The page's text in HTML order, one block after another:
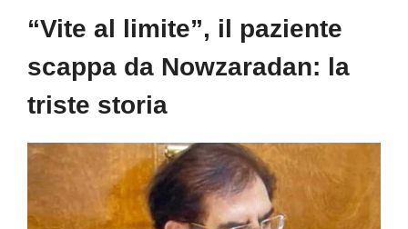
“Vite al limite”, il paziente
scappa da Nowzaradan: la
triste storia